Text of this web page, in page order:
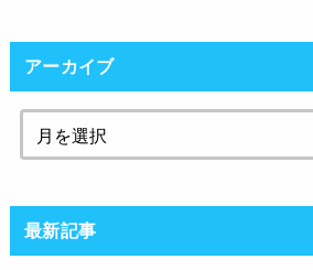
アーカイブ
最新記事